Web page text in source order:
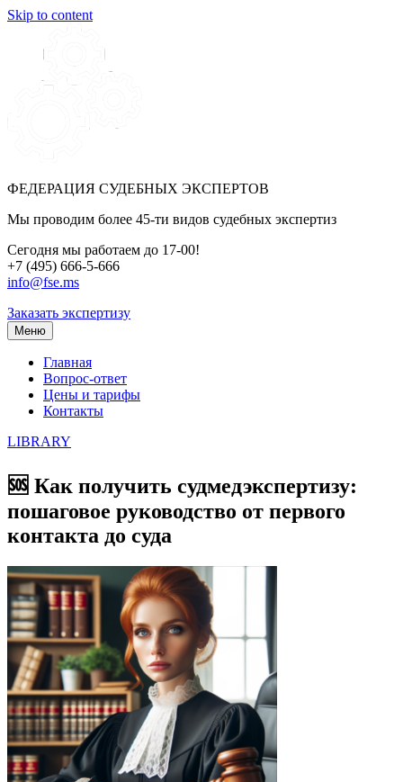
Skip to content
ФЕДЕРАЦИЯ СУДЕБНЫХ ЭКСПЕРТОВ
Мы проводим более 45-ти видов судебных экспертиз
Сегодня мы работаем до 17-00!
+7 (495) 666-5-666
info@fse.ms
Заказать экспертизу
Меню
Главная
Вопрос-ответ
Цены и тарифы
Контакты
LIBRARY
🆘 Как получить судмедэкспертизу:
пошаговое руководство от первого
контакта до суда